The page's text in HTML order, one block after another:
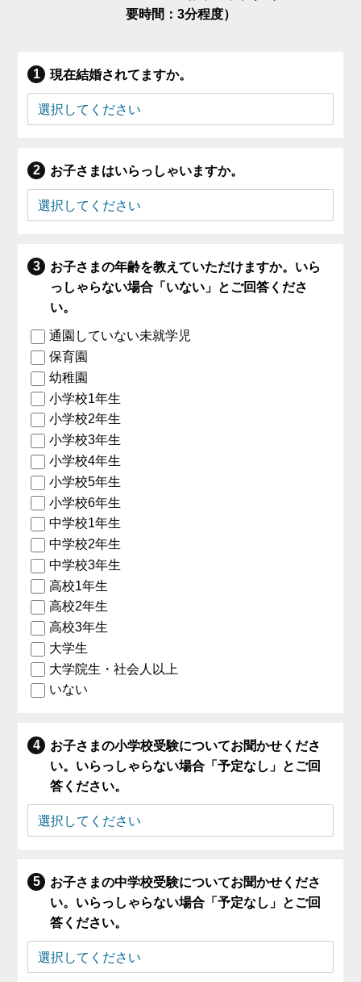
要時間：3分程度）
現在結婚されてますか。
お子さまはいらっしゃいますか。
お子さまの年齢を教えていただけますか。いら
っしゃらない場合「いない」とご回答くださ
い。
通園していない未就学児
保育園
幼稚園
小学校1年生
小学校2年生
小学校3年生
小学校4年生
小学校5年生
小学校6年生
中学校1年生
中学校2年生
中学校3年生
高校1年生
高校2年生
高校3年生
大学生
大学院生・社会人以上
いない
お子さまの小学校受験についてお聞かせくださ
い。いらっしゃらない場合「予定なし」とご回
答ください。
お子さまの中学校受験についてお聞かせくださ
い。いらっしゃらない場合「予定なし」とご回
答ください。